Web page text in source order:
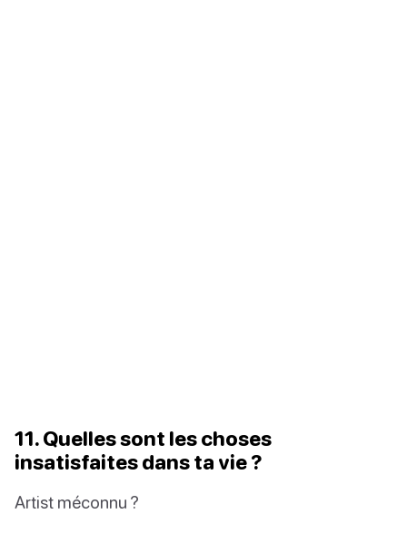
11. Quelles sont les choses
insatisfaites dans ta vie ?
Artist méconnu ?